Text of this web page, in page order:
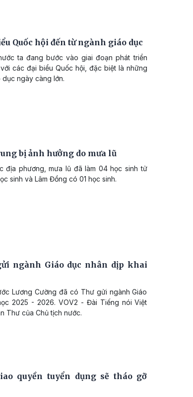
Quốc hội đến từ ngành giáo dục
ta đang bước vào giai đoạn phát triển
các đại biểu Quốc hội, đặc biệt là những
ngày càng lớn.
bị ảnh hưởng do mưa lũ
địa phương, mưa lũ đã làm 04 học sinh tử
sinh và Lâm Đồng có 01 học sinh.
ngành Giáo dục nhân dịp khai
Lương Cường đã có Thư gửi ngành Giáo
2025 - 2026. VOV2 - Đài Tiếng nói Việt
Thư của Chủ tịch nước.
quyền tuyển dụng sẽ tháo gỡ